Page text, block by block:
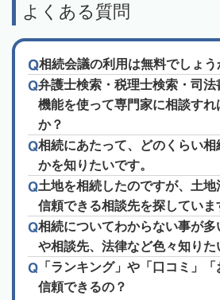
よくある質問
相続会議の利用は無料でしょう
弁護士検索・税理士検索・司
機能を使って専門家に相談すれ
か？
相続にあたって、どのくらい相
かを知りたいです。
土地を相続したのですが、土地
信頼できる相談先を探していま
相続についてわからない事が多
や相談先、法律など色々知りた
「ランキング」や「口コミ」
信頼できるの？